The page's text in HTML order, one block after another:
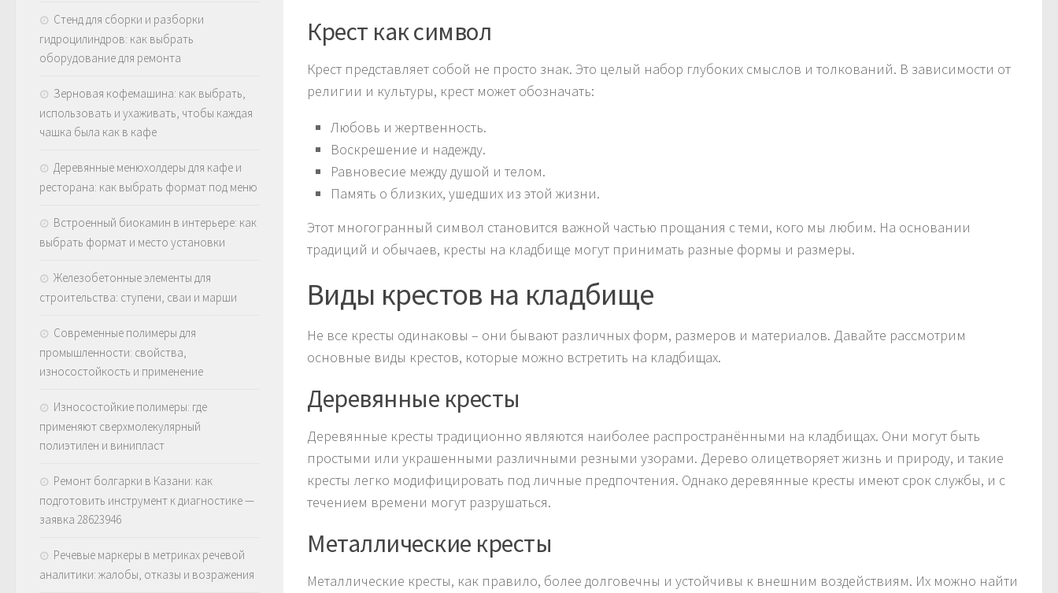
Крест как символ
Крест представляет собой не просто знак. Это целый набор глубоких смыслов и толкований. В зависимости от
религии и культуры, крест может обозначать:
Любовь и жертвенность.
Воскрешение и надежду.
Равновесие между душой и телом.
Память о близких, ушедших из этой жизни.
Этот многогранный символ становится важной частью прощания с теми, кого мы любим. На основании
традиций и обычаев, кресты на кладбище могут принимать разные формы и размеры.
Виды крестов на кладбище
Не все кресты одинаковы – они бывают различных форм, размеров и материалов. Давайте рассмотрим
основные виды крестов, которые можно встретить на кладбищах.
Деревянные кресты
Деревянные кресты традиционно являются наиболее распространёнными на кладбищах. Они могут быть
простыми или украшенными различными резными узорами. Дерево олицетворяет жизнь и природу, и такие
кресты легко модифицировать под личные предпочтения. Однако деревянные кресты имеют срок службы, и с
течением времени могут разрушаться.
Металлические кресты
Металлические кресты, как правило, более долговечны и устойчивы к внешним воздействиям. Их можно найти
Стенд для сборки и разборки
гидроцилиндров: как выбрать
оборудование для ремонта
Зерновая кофемашина: как выбрать,
использовать и ухаживать, чтобы каждая
чашка была как в кафе
Деревянные менюхолдеры для кафе и
ресторана: как выбрать формат под меню
Встроенный биокамин в интерьере: как
выбрать формат и место установки
Железобетонные элементы для
строительства: ступени, сваи и марши
Современные полимеры для
промышленности: свойства,
износостойкость и применение
Износостойкие полимеры: где
применяют сверхмолекулярный
полиэтилен и винипласт
Ремонт болгарки в Казани: как
подготовить инструмент к диагностике —
заявка 28623946
Речевые маркеры в метриках речевой
аналитики: жалобы, отказы и возражения